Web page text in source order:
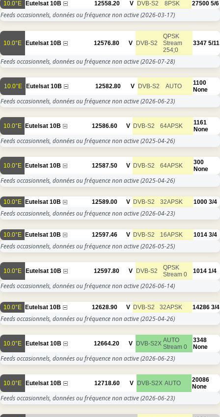
10.0°E Eutelsat 10B 12558.20 V DVB-S2 8PSK 27500 5/6
Feeds occasionnels, données ou fréquence non active(2026-03-17)
10.0°E Eutelsat 10B 12576.80 V DVB-S2
QPSK
Stream
254;0
3347 5/11
Feeds occasionnels, données ou fréquence non active(2026-07-28)
10.0°E Eutelsat 10B 12582.80 V DVB-S2 AUTO
1100
None
Feeds occasionnels, données ou fréquence non active(2026-06-23)
10.0°E Eutelsat 10B 12586.60 V DVB-S2 64APSK
1161
None
Feeds occasionnels, données ou fréquence non active(2025-04-26)
10.0°E Eutelsat 10B 12587.50 V DVB-S2 64APSK
300
None
Feeds occasionnels, données ou fréquence non active(2025-04-26)
10.0°E Eutelsat 10B 12589.00 V DVB-S2 32APSK 1000 3/4
Feeds occasionnels, données ou fréquence non active(2026-04-23)
10.0°E Eutelsat 10B 12597.46 V DVB-S2 16APSK 1014 3/4
Feeds occasionnels, données ou fréquence non active(2026-05-25)
10.0°E Eutelsat 10B 12597.80 V DVB-S2
QPSK
Stream 0
1014 1/4
Feeds occasionnels, données ou fréquence non active(2026-06-14)
10.0°E Eutelsat 10B 12628.90 V DVB-S2 32APSK 14286 3/4
Feeds occasionnels, données ou fréquence non active(2025-04-26)
10.0°E Eutelsat 10B 12664.20 V DVB-S2X AUTO
Stream 0
3348
None
Feeds occasionnels, données ou fréquence non active(2026-06-23)
10.0°E Eutelsat 10B 12718.60 V DVB-S2X AUTO
20086
None
Feeds occasionnels, données ou fréquence non active(2026-06-23)